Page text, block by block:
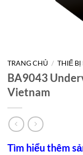
TRANG CHỦ / THIẾ BỊ
BA9043
Vietnam
Tìm hiểu thêm